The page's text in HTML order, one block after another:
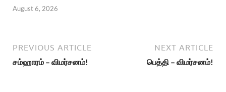
August 6, 2026
PREVIOUS ARTICLE
சம்ஹாரம் – விமர்சனம்!
NEXT ARTICLE
பெத்தி – விமர்சனம்!